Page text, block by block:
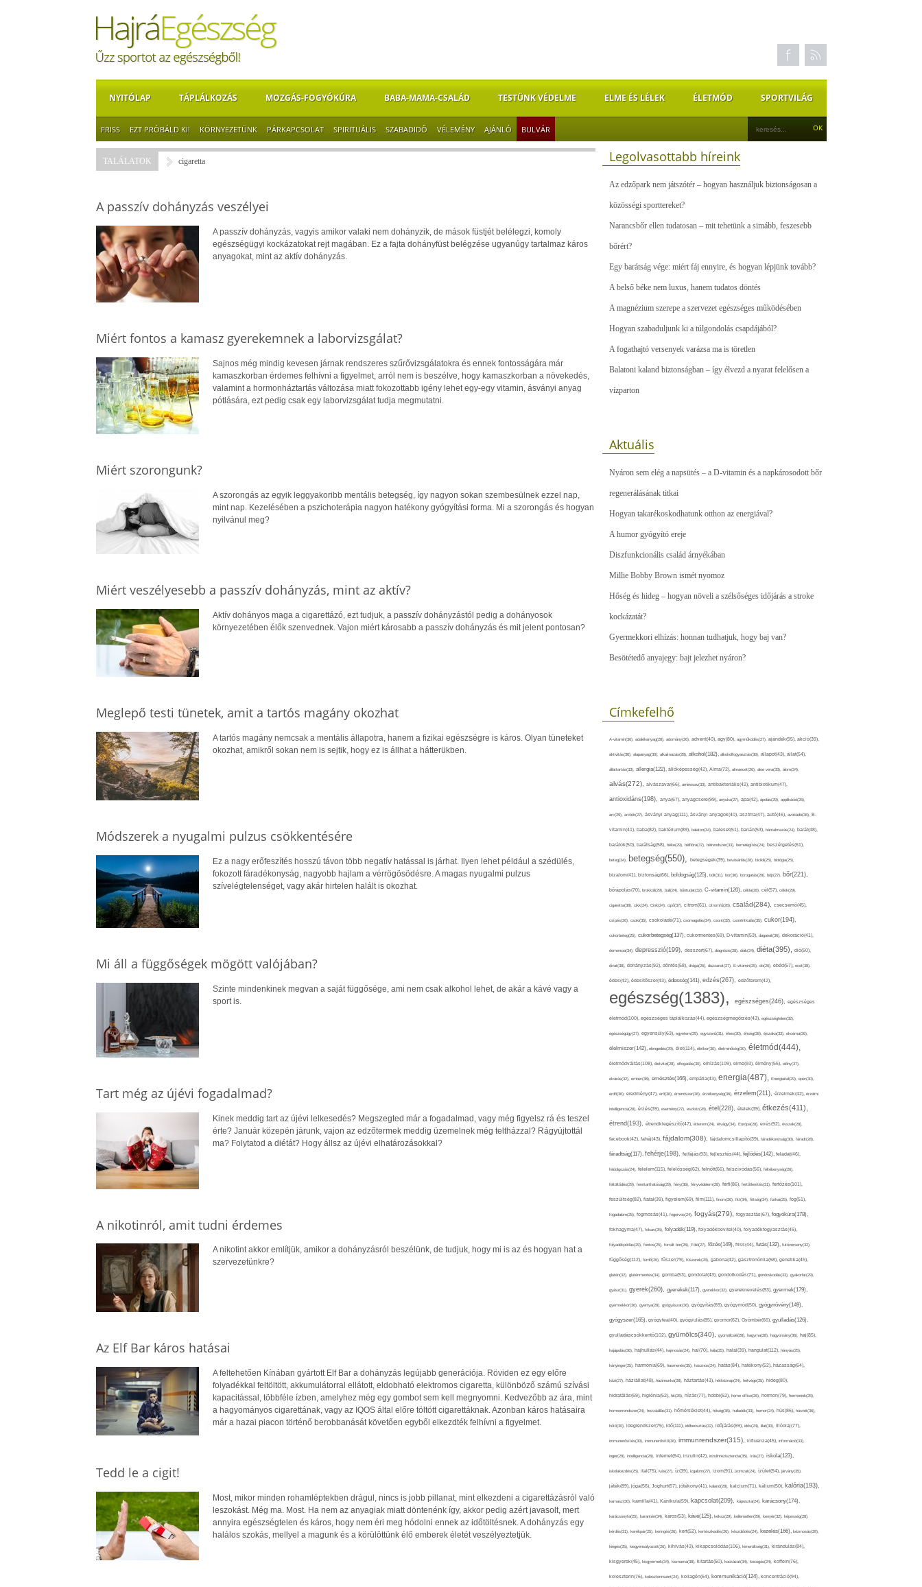
NYITÓLAP TÁPLÁLKOZÁS MOZGÁS-FOGYÓKÚRA BABA-MAMA-CSALÁD TESTÜNK VÉDELME ELME ÉS LÉLEK ÉLETMÓD SPORTVILÁG
FRISS EZT PRÓBÁLD KI! KÖRNYEZETÜNK PÁRKAPCSOLAT SPIRITUÁLIS SZABADIDŐ VÉLEMÉNY AJÁNLÓ BULVÁR
TALÁLATOK cigaretta
A passzív dohányzás veszélyei
A passzív dohányzás, vagyis amikor valaki nem dohányzik, de mások füstjét belélegzi, komoly
egészségügyi kockázatokat rejt magában. Ez a fajta dohányfüst belégzése ugyanúgy tartalmaz káros
anyagokat, mint az aktív dohányzás.
Miért fontos a kamasz gyerekemnek a laborvizsgálat?
Sajnos még mindig kevesen járnak rendszeres szűrővizsgálatokra és ennek fontosságára már
kamaszkorban érdemes felhívni a figyelmet, arról nem is beszélve, hogy kamaszkorban a növekedés,
valamint a hormonháztartás változása miatt fokozottabb igény lehet egy-egy vitamin, ásványi anyag
pótlására, ezt pedig csak egy laborvizsgálat tudja megmutatni.
Miért szorongunk?
A szorongás az egyik leggyakoribb mentális betegség, így nagyon sokan szembesülnek ezzel nap,
mint nap. Kezelésében a pszichoterápia nagyon hatékony gyógyítási forma. Mi a szorongás és hogyan
nyilvánul meg?
Miért veszélyesebb a passzív dohányzás, mint az aktív?
Aktív dohányos maga a cigarettázó, ezt tudjuk, a passzív dohányzástól pedig a dohányosok
környezetében élők szenvednek. Vajon miért károsabb a passzív dohányzás és mit jelent pontosan?
Meglepő testi tünetek, amit a tartós magány okozhat
A tartós magány nemcsak a mentális állapotra, hanem a fizikai egészségre is káros. Olyan tüneteket
okozhat, amikről sokan nem is sejtik, hogy ez is állhat a hátterükben.
Módszerek a nyugalmi pulzus csökkentésére
Ez a nagy erőfeszítés hosszú távon több negatív hatással is járhat. Ilyen lehet például a szédülés,
fokozott fáradékonyság, nagyobb hajlam a vérrögösödésre. A magas nyugalmi pulzus
szívelégtelenséget, vagy akár hirtelen halált is okozhat.
Mi áll a függőségek mögött valójában?
Szinte mindenkinek megvan a saját függősége, ami nem csak alkohol lehet, de akár a kávé vagy a
sport is.
Tart még az újévi fogadalmad?
Kinek meddig tart az újévi lelkesedés? Megszegted már a fogadalmad, vagy még figyelsz rá és teszel
érte? Január közepén járunk, vajon az edzőtermek meddig üzemelnek még teltházzal? Rágyújtottál
ma? Folytatod a diétát? Hogy állsz az újévi elhatározásokkal?
A nikotinról, amit tudni érdemes
A nikotint akkor említjük, amikor a dohányzásról beszélünk, de tudjuk, hogy mi is az és hogyan hat a
szervezetünkre?
Az Elf Bar káros hatásai
A feltehetően Kínában gyártott Elf Bar a dohányzás legújabb generációja. Röviden ez egy előre
folyadékkal feltöltött, akkumulátorral ellátott, eldobható elektromos cigaretta, különböző számú szívási
kapacitással, többféle ízben, amelyhez még egy gombot sem kell megnyomni. Kedvezőbb az ára, mint
a hagyományos cigarettának, vagy az IQOS által előre töltött cigarettáknak. Azonban káros hatásaira
már a hazai piacon történő berobbanását követően egyből elkezdték felhívni a figyelmet.
Tedd le a cigit!
Most, mikor minden rohamléptekben drágul, nincs is jobb pillanat, mint elkezdeni a cigarettázásról való
leszokást. Még ma. Most. Ha nem az anyagiak miatt döntenénk így, akkor pedig azért javasolt, mert
annyira egészségtelen és káros, hogy nem éri meg hódolni ennek az időtöltésnek. A dohányzás egy
halálos szokás, mellyel a magunk és a körülöttünk élő emberek életét veszélyeztetjük.
Legolvasottabb híreink
Az edzőpark nem játszótér – hogyan használjuk biztonságosan a
közösségi sporttereket?
Narancsbőr ellen tudatosan – mit tehetünk a simább, feszesebb
bőrért?
Egy barátság vége: miért fáj ennyire, és hogyan lépjünk tovább?
A belső béke nem luxus, hanem tudatos döntés
A magnézium szerepe a szervezet egészséges működésében
Hogyan szabaduljunk ki a túlgondolás csapdájából?
A fogathajtó versenyek varázsa ma is töretlen
Balatoni kaland biztonságban – így élvezd a nyarat felelősen a
vízparton
Aktuális
Nyáron sem elég a napsütés – a D-vitamin és a napkárosodott bőr
regenerálásának titkai
Hogyan takarékoskodhatunk otthon az energiával?
A humor gyógyító ereje
Diszfunkcionális család árnyékában
Millie Bobby Brown ismét nyomoz
Hőség és hideg – hogyan növeli a szélsőséges időjárás a stroke
kockázatát?
Gyermekkori elhízás: honnan tudhatjuk, hogy baj van?
Besötétedő anyajegy: bajt jelezhet nyáron?
Címkefelhő
A-vitamin(36), adalékanyag(28), adomány(26), advent(40), agy(80), agyműködés(27), ajándék(95), akció(39),
aktivitás(30), alapanyag(30), alkalmazás(28), alkohol(182), alkoholfogyasztás(36), állapot(43), állat(54),
állattartás(33), allergia(122), állóképesség(42), Alma(72), almaecet(26), aloe vera(33), álom(34),
alvás(272), alvászavar(66), aminosav(33), antibakteriális(42), antibiotikum(47),
antioxidáns(198), anya(67), anyagcsere(99), anyuka(27), apa(42), ápolás(29), applikáció(26),
arc(29), arcbőr(27), ásványi anyag(111), ásványi anyagok(40), asztma(47), autó(46), avokádó(36), B-
vitamin(41), baba(82), baktérium(89), balaton(34), baleset(51), banán(53), bántalmazás(24), barát(48),
barátok(50), barátság(58), béke(29), bélflóra(37), bélrendszer(33), bemelegítés(24), beszélgetés(61),
beteg(34), betegség(550), betegségek(39), bevásárlás(28), bicikli(25), biológia(25),
bizalom(41), biztonság(66), boldogság(125), bolt(31), bor(36), borogatás(28), böjt(27), bőr(221),
bőrápolás(70), brokkoli(29), buli(24), bűntudat(32), C-vitamin(120), cékla(28), cél(57), célok(29),
cigaretta(38), cikk(24), Cink(24), cipő(37), citrom(61), citromfű(26), család(284), csecsemő(45),
csípés(26), csoki(35), csokoládé(71), csomagolás(24), csont(32), csontritkulás(35), cukor(194),
cukorbeteg(25), cukorbetegség(137), cukormentes(69), D-vitamin(53), daganat(36), dekoráció(41),
demencia(34), depresszió(199), desszert(67), diagnózis(28), diák(24), diéta(395), dió(50),
divat(38), dohányzás(92), döntés(58), drága(26), duzzanat(27), E-vitamin(25), eb(26), ebéd(57), ecet(38),
édes(42), édesítőszer(43), édesség(141), edzés(267), edzőterem(42),
egészség(1383), egészséges(246), egészséges
életmód(100), egészséges táplálkozás(44), egészségmegőrzés(43), egészségtelen(32),
egészségügy(27), egyensúly(63), egyetem(29), egyszerű(31), éhes(30), éhség(38), éjszaka(33), ekcéma(26),
élelmiszer(142), elengedés(29), élet(114), életkor(30), életminőség(30), életmód(444),
életmódváltás(108), életvitel(28), elfogadás(30), elhízás(109), elme(93), élmény(55), előny(37),
elvárás(32), ember(38), emésztés(166), empátia(43), energia(487), Energiaital(29), eper(30),
erdő(36), eredmény(47), erő(36), érrendszer(36), érzékenység(36), érzelem(211), érzelmek(42), érzelmi
intelligencia(28), érzés(39), esemény(27), eszköz(28), étel(228), ételek(39), étkezés(411),
étrend(193), étrendkiegészítő(47), étterem(24), étvágy(34), Európa(28), evés(92), évszak(28),
facebook(42), fahéj(43), fájdalom(308), fájdalomcsillapító(39), fáradékonyság(30), fáradt(28),
fáradtság(117), fehérje(198), fejfájás(93), fejlesztés(44), fejlődés(142), feladat(46),
feldolgozás(24), félelem(115), felelősség(62), felnőtt(66), felszívódás(56), féltékenység(26),
feltöltődés(29), fenntarthatóság(29), fény(36), fényvédelem(28), férfi(86), fertőtlenítés(31), fertőzés(101),
feszültség(82), fiatal(39), figyelem(69), film(111), finom(26), fitt(34), fittség(34), fizikai(25), fog(51),
fogadalom(25), fogmosás(41), fogorvos(24), fogyás(279), fogyasztás(67), fogyókúra(178),
fokhagyma(47), folsav(25), folyadék(119), folyadékbevitel(40), folyadékfogyasztás(45),
folyadékpótlás(29), fontos(25), forralt bor(26), Föld(27), főzés(149), friss(44), futás(132), futóverseny(32),
függőség(112), fürdő(26), fűszer(79), fűszerek(28), gabona(42), gasztronómia(58), genetika(45),
glutén(32), gluténmentes(34), gomba(53), gondolat(43), gondolkodás(71), gondoskodás(33), gyakorlat(29),
gyász(31), gyerek(260), gyerekek(117), gyerekkor(32), gyereknevelés(83), gyermek(179),
gyermekkor(36), gyertya(28), gyógyászat(36), gyógyítás(69), gyógymód(50), gyógynövény(149),
gyógyszer(165), gyógytea(40), gyógyulás(85), gyomor(62), Gyömbér(66), gyulladás(126),
gyulladáscsökkentő(102), gyümölcs(340), gyümölcslé(28), hagyma(28), hagyomány(36), haj(85),
hajápolás(36), hajhullás(44), hajmosás(24), hal(70), hála(25), halál(39), hangulat(112), hányás(25),
hányinger(25), harmónia(69), hasmenés(35), hasznos(24), hatás(84), hatékony(52), házasság(64),
házi(27), háziállat(48), házimunka(28), háztartás(43), hétköznap(24), hétvége(25), hideg(80),
hidratálás(69), higiénia(52), hit(26), hízás(77), hobbi(62), home office(26), hormon(79), hormonok(25),
hormonrendszer(24), hozzáállás(31), hőmérséklet(44), hőség(36), hulladék(33), humor(24), hús(86), húsvét(36),
hűtő(30), idegrendszer(75), idő(111), időbeosztás(32), időjárás(69), idős(24), illat(30), illóolaj(77),
immunerősítés(30), immunerősítő(36), immunrendszer(315), influenza(45), információ(33),
inger(29), intelligencia(28), internet(64), inzulin(42), inzulinrezisztencia(35), írás(27), iskola(123),
iskolakezdés(25), ital(75), ivás(27), íz(39), izgalom(27), izom(91), izomzat(24), ízület(54), járvány(35),
játék(89), jóga(56), Joghurt(67), jótékony(41), kaland(28), kalcium(71), kálium(50), kalória(193),
kamasz(30), kamilla(41), Kánikula(59), kapcsolat(209), káposzta(24), karácsony(174),
karácsonyfa(25), karantén(34), káros(53), kávé(125), keksz(29), kellemetlen(29), kenyér(32), képesség(28),
kérdés(31), kerékpár(25), keringés(26), kert(52), kertészkedés(26), készülődés(24), kezelés(166), kézmosás(28),
kiégés(25), kiegyensúlyozott(26), kihívás(43), kikapcsolódás(106), kimerültség(31), kirándulás(84),
kisgyerek(45), kisgyermek(34), kismama(38), kitartás(50), kockázat(34), kocogás(24), koffein(76),
koleszterin(76), koleszterinszint(24), kollagén(54), kommunikáció(124), koncentráció(94),